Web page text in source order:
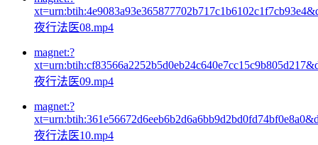
夜行法医08.mp4
magnet:?
夜行法医09.mp4
magnet:?
夜行法医10.mp4